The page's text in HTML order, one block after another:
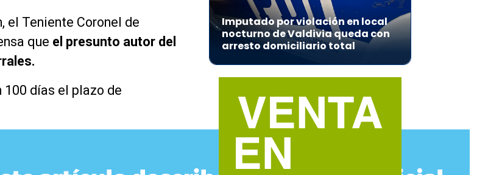
el Teniente Coronel de
que el presunto autor del
días el plazo de
Imputado por violación en local
nocturno de Valdivia queda con
arresto domiciliario total